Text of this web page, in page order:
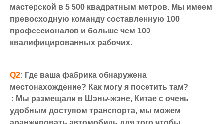
мастерской в 5 500 квадратным метров. Мы имеем
превосходную команду составленную 100
профессионалов и больше чем 100
квалифицированных рабочих.
Q2: Где ваша фабрика обнаружена
местонахождение? Как могу я посетить там?
: Мы размещали в Шэньчжэне, Китае с очень
удобным доступом транспорта, мы можем
аранжировать автомобиль для того чтобы